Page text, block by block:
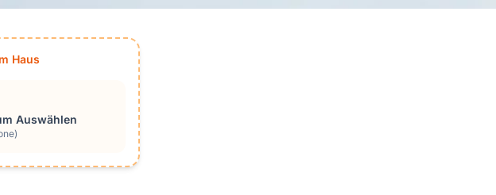
Haus
Auswählen